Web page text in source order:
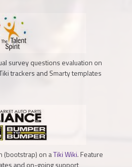
survey questions evaluation on
trackers and Smarty templates.
(bootstrap) on aTiki Wiki. Feature
and on-going support.